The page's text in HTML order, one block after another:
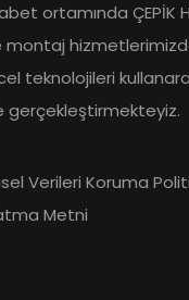
ortamında ÇEPİK
montaj
teknolojileri
gerçekleştirmekteyiz.
Verileri Koruma
Metni